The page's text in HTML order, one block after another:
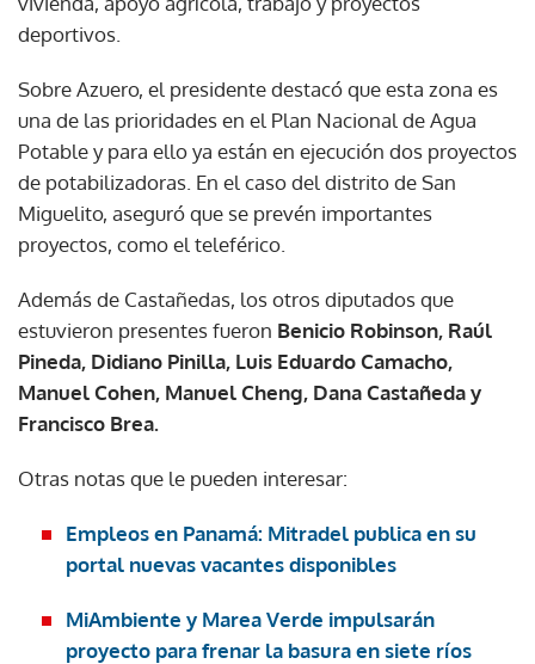
deportivos.
Sobre Azuero, el presidente destacó que esta zona es
una de las prioridades en el Plan Nacional de Agua
Potable y para ello ya están en ejecución dos proyectos
de potabilizadoras. En el caso del distrito de San
Miguelito, aseguró que se prevén importantes
proyectos, como el teleférico.
Además de Castañedas, los otros diputados que
estuvieron presentes fueron Benicio Robinson, Raúl
Pineda, Didiano Pinilla, Luis Eduardo Camacho,
Manuel Cohen, Manuel Cheng, Dana Castañeda y
Francisco Brea.
Otras notas que le pueden interesar:
Empleos en Panamá: Mitradel publica en su
portal nuevas vacantes disponibles
MiAmbiente y Marea Verde impulsarán
proyecto para frenar la basura en siete ríos